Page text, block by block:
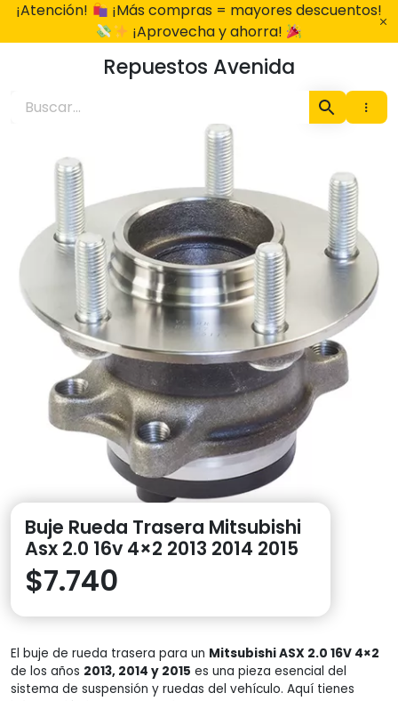
¡Atención!
¡Más compras = mayores descuentos!
¡Aprovecha y ahorra!
Repuestos Avenida
Buje Rueda Trasera Mitsubishi
Asx 2.0 16v 4×2 2013 2014 2015
$7.740
El buje de rueda trasera para un Mitsubishi ASX 2.0 16V 4×2
de los años 2013, 2014 y 2015 es una pieza esencial del
sistema de suspensión y ruedas del vehículo. Aquí tienes